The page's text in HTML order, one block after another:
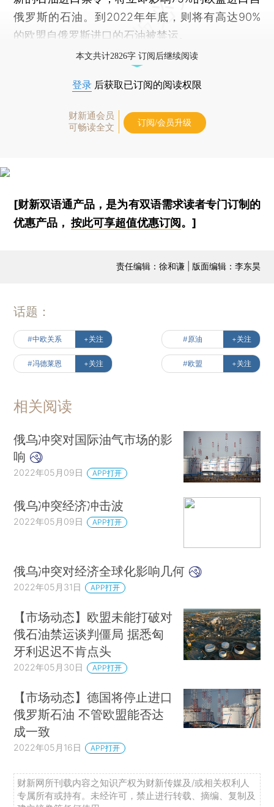
俄罗斯的石油。到2022年年底，则将有高达90%
的欧盟自俄罗斯进口的石油被禁运。
本文共计2826字 订阅后继续阅读
登录 后获取已订阅的阅读权限
财新通会员
可畅读全文
订阅/会员升级
[财新双语通产品，是为有双语需求读者专门订制的
优惠产品，按此可享超值优惠订阅。]
责任编辑：徐和谦 | 版面编辑：李东昊
话题：
#中欧关系 +关注 #原油 +关注
#冯德莱恩 +关注 #欧盟 +关注
相关阅读
俄乌冲突对国际油气市场的影
响
2022年05月09日 APP打开
俄乌冲突经济冲击波
2022年05月09日 APP打开
俄乌冲突对经济全球化影响几何
2022年05月31日 APP打开
【市场动态】欧盟未能打破对
俄石油禁运谈判僵局 据悉匈
牙利迟迟不肯点头
2022年05月30日 APP打开
【市场动态】德国将停止进口
俄罗斯石油 不管欧盟能否达
成一致
2022年05月16日 APP打开
财新网所刊载内容之知识产权为财新传媒及/或相关权利人
专属所有或持有。未经许可，禁止进行转载、摘编、复制及